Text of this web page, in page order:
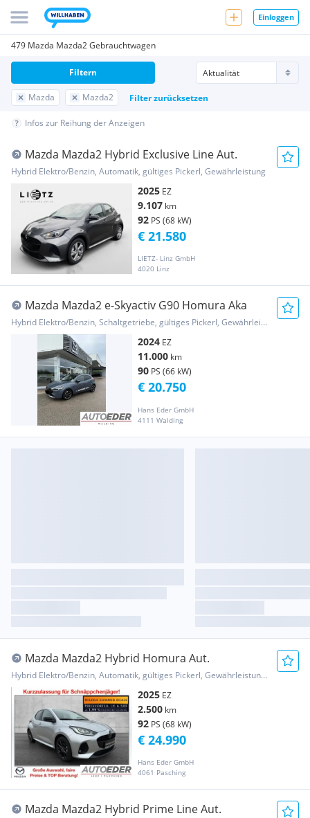
Einloggen
479 Mazda Mazda2 Gebrauchtwagen
Mazda Mazda2 Filter zurücksetzen
Filtern
Infos zur Reihung der Anzeigen
Mazda Mazda2 Hybrid Exclusive Line Aut.
Hybrid Elektro/Benzin, Automatik, gültiges Pickerl, Gewährleistung
2025 EZ
9.107 km
92 PS (68 kW)
LIETZ- Linz GmbH
4020 Linz
€ 21.580
Mazda Mazda2 e-Skyactiv G90 Homura Aka
Hybrid Elektro/Benzin, Schaltgetriebe, gültiges Pickerl, Gewährleistung, Garantie
2024 EZ
11.000 km
90 PS (66 kW)
Hans Eder GmbH
4111 Walding
€ 20.750
Mazda Mazda2 Hybrid Homura Aut.
Hybrid Elektro/Benzin, Automatik, gültiges Pickerl, Gewährleistung, Garantie
2025 EZ
2.500 km
92 PS (68 kW)
Hans Eder GmbH
4061 Pasching
€ 24.990
Mazda Mazda2 Hybrid Prime Line Aut.